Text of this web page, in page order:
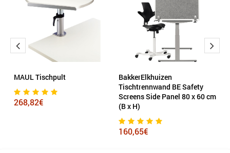
MAUL Tischpult
268,82€
BakkerElkhuizen
Tischtrennwand BE Safety
Screens Side Panel 80 x 60 cm
(B x H)
160,65€